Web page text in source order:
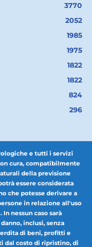
3770
2052
1985
1975
1822
1822
824
296
e tutti i servizi
cura, compatibilmente
della previsione
essere considerata
che potesse derivare a
in relazione all'uso
nessun caso sarà
inclusi, senza
di beni, profitti e
dal costo di ripristino, di